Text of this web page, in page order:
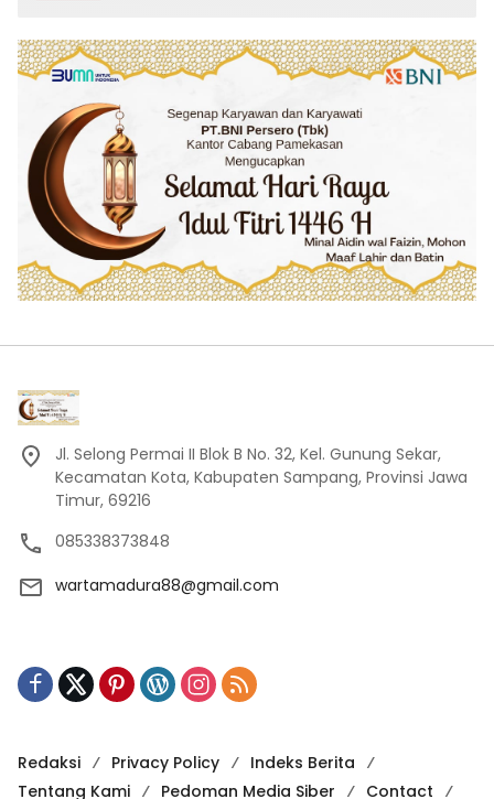
Jl. Selong Permai II Blok B No. 32, Kel. Gunung Sekar,
Kecamatan Kota, Kabupaten Sampang, Provinsi Jawa
Timur, 69216
085338373848
wartamadura88@gmail.com
Redaksi Privacy Policy
Indeks Berita
Tentang Kami
Pedoman Media Siber Contact